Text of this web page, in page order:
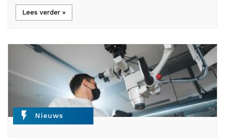
Lees verder »
flash_on Nieuws